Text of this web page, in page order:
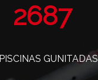
3295
PISCINAS GUNITADAS